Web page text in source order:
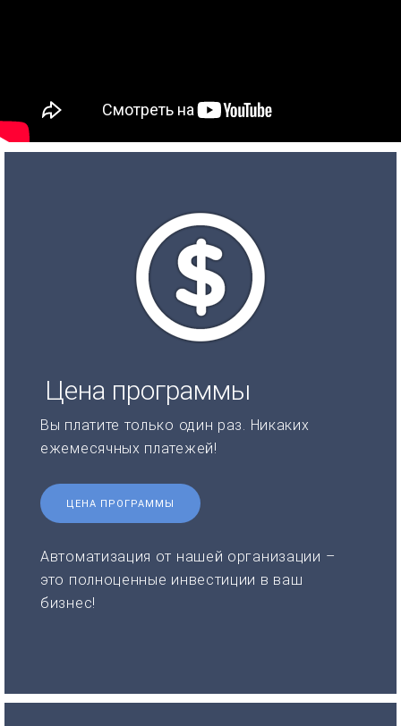
Цена программы
Вы платите только один раз. Никаких
ежемесячных платежей!
ЦЕНА ПРОГРАММЫ
Автоматизация от нашей организации –
это полноценные инвестиции в ваш
бизнес!